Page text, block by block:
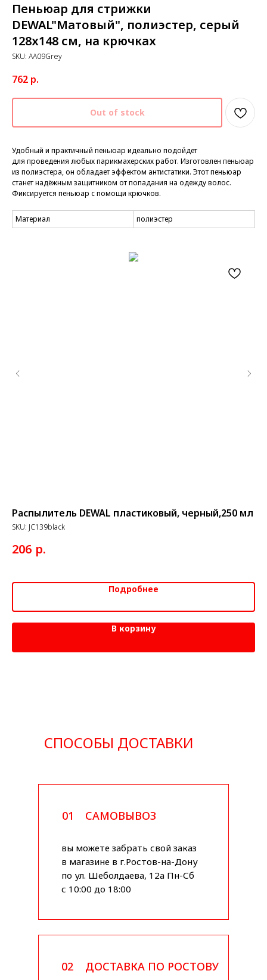
Пеньюар для стрижки
DEWAL"Матовый", полиэстер, серый
128х148 см, на крючках
SKU: AA09Grey
762 р.
Out of stock
Удобный и практичный пеньюар идеально подойдет
для проведения любых парикмахерских работ. Изготовлен пеньюар
из полиэстера, он обладает эффектом антистатики. Этот пеньюар
станет надёжным защитником от попадания на одежду волос.
Фиксируется пеньюар с помощи крючков.
Материал полиэстер
Распылитель DEWAL пластиковый, черный,250 мл
SKU: JC139black
206 р.
Подробнее
В корзину
СПОСОБЫ ДОСТАВКИ
САМОВЫВОЗ
01
вы можете забрать свой заказ
в магазине в г.Ростов-на-Дону
по ул. Шеболдаева, 12а Пн-Сб
с 10:00 до 18:00
ДОСТАВКА ПО РОСТОВУ
02